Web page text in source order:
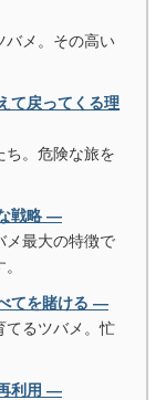
バメ。その高い
て戻ってくる理
ち。危険な旅を
戦略 ―
メ最大の特徴で
てを賭ける ―
てるツバメ。忙
利用 ―